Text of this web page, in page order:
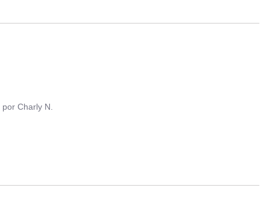
porCharly N.